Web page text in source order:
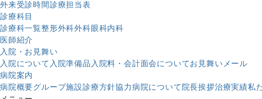
外来受診時間診療担当表
診療科目
診療科一覧整形外科外科眼科内科
医師紹介
入院・お見舞い
入院について 入院準備品 入院料・会計面会についてお見舞いメール
病院案内
病院概要グループ施設診療方針協力病院について 院長挨拶治療実績私